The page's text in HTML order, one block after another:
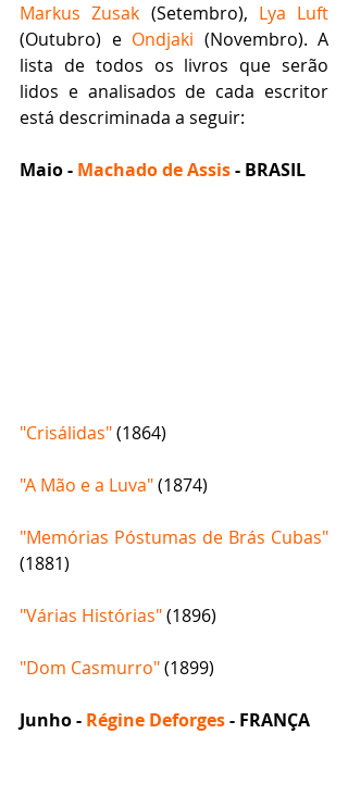
Markus Zusak (Setembro), Lya Luft
(Outubro) e Ondjaki (Novembro). A
lista de todos os livros que serão
lidos e analisados de cada escritor
está descriminada a seguir:
Maio - Machado de Assis - BRASIL
"Crisálidas" (1864)
"A Mão e a Luva" (1874)
"Memórias Póstumas de Brás Cubas"
(1881)
"Várias Histórias" (1896)
"Dom Casmurro" (1899)
Junho - Régine Deforges - FRANÇA